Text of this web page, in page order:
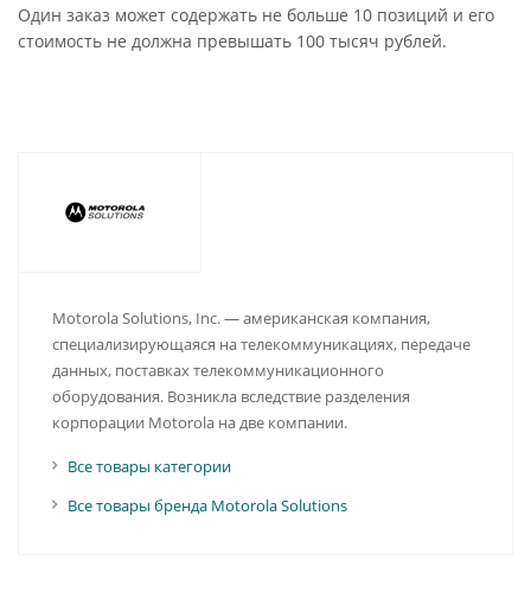
Один заказ может содержать не больше 10 позиций и его
стоимость не должна превышать 100 тысяч рублей.
Motorola Solutions, Inc. — американская компания,
специализирующаяся на телекоммуникациях, передаче
данных, поставках телекоммуникационного
оборудования. Возникла вследствие разделения
корпорации Motorola на две компании.
Все товары категории
Все товары бренда Motorola Solutions